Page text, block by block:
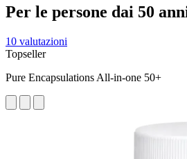
Per le persone dai 50
10 valutazioni
Topseller
Pure Encapsulations All-in-one 50+